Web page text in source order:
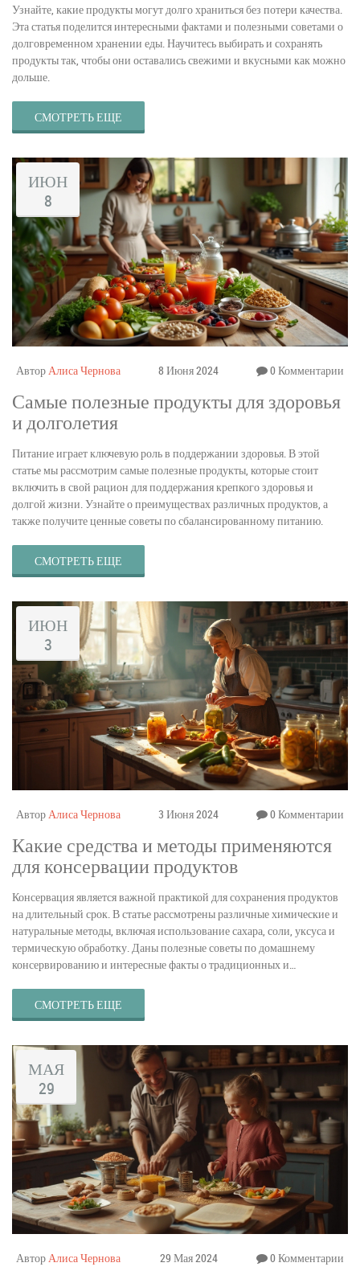
Узнайте, какие продукты могут долго храниться без потери качества.
Эта статья поделится интересными фактами и полезными советами о
долговременном хранении еды. Научитесь выбирать и сохранять
продукты так, чтобы они оставались свежими и вкусными как можно
дольше.
СМОТРЕТЬ ЕЩЕ
ИЮН
8
АвторАлиса Чернова 8 Июня 2024 0 Комментарии
Самые полезные продукты для здоровья
и долголетия
Питание играет ключевую роль в поддержании здоровья. В этой
статье мы рассмотрим самые полезные продукты, которые стоит
включить в свой рацион для поддержания крепкого здоровья и
долгой жизни. Узнайте о преимуществах различных продуктов, а
также получите ценные советы по сбалансированному питанию.
СМОТРЕТЬ ЕЩЕ
ИЮН
3
АвторАлиса Чернова 3 Июня 2024 0 Комментарии
Какие средства и методы применяются
для консервации продуктов
Консервация является важной практикой для сохранения продуктов
на длительный срок. В статье рассмотрены различные химические и
натуральные методы, включая использование сахара, соли, уксуса и
термическую обработку. Даны полезные советы по домашнему
консервированию и интересные факты о традиционных и
СМОТРЕТЬ ЕЩЕ
МАЯ
29
АвторАлиса Чернова 29 Мая 2024 0 Комментарии